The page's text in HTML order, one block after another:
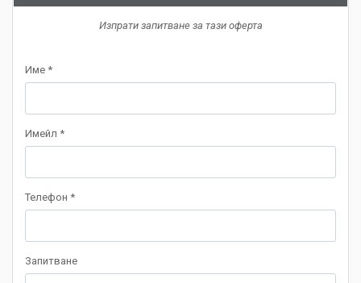
Изпрати запитване за тази оферта
Име *
Имейл *
Телефон *
Запитване